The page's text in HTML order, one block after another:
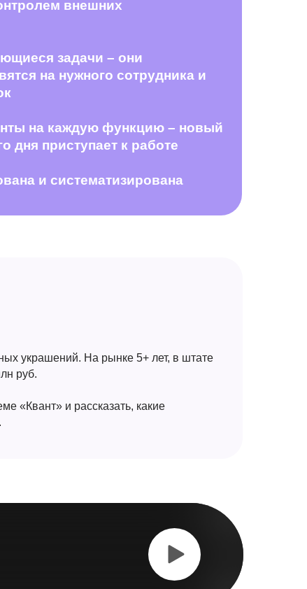
внешних
задачи – они
на нужного сотрудника и
на каждую функцию – новый
дня приступает к работе
и систематизирована
украшений. На рынке 5+ лет, в штате
руб.
«Квант» и рассказать, какие